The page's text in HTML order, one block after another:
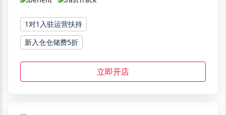
1对1入驻运营扶持
新入仓仓储费5折
立即开店